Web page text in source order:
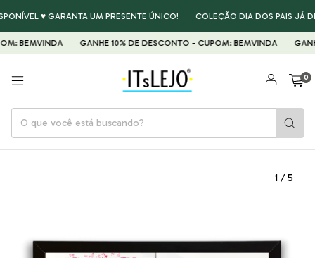
♥ GARANTA UM PRESENTE ÚNICO! COLEÇÃO DIA DOS PAIS JÁ
GANHE 10% DE DESCONTO - CUPOM: BEMVINDA GANHE
0
1 /5